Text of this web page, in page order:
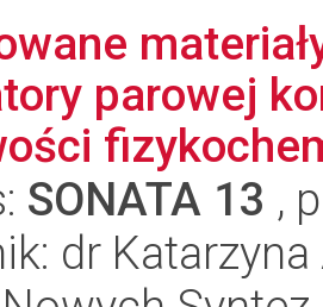
parowej
SONATA 13 ,
dr